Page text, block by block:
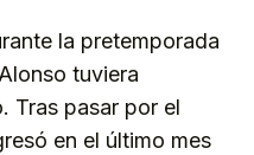
la pretemporada
tuviera
Tras pasar por el
en el último mes